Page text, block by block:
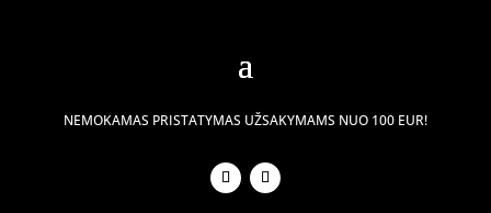
NEMOKAMAS PRISTATYMAS UŽSAKYMAMS NUO 100 EUR!